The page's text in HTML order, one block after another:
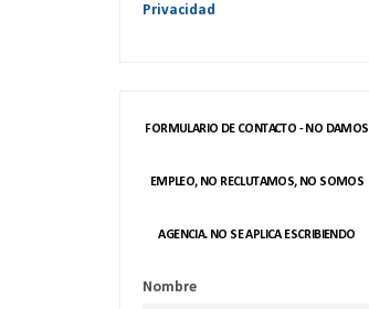
Privacidad
FORMULARIO DE CONTACTO - NO DAMOS
EMPLEO, NO RECLUTAMOS, NO SOMOS
AGENCIA. NO SE APLICA ESCRIBIENDO
Nombre